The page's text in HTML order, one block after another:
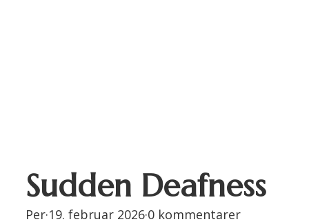
Sudden Deafness
Per·19. februar 2026·0 kommentarer